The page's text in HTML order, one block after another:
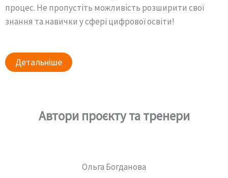
процес. Не пропустіть можливість розширити свої
знання та навички у сфері цифрової освіти!
Детальніше
Автори проєкту та тренери
Ольга Богданова